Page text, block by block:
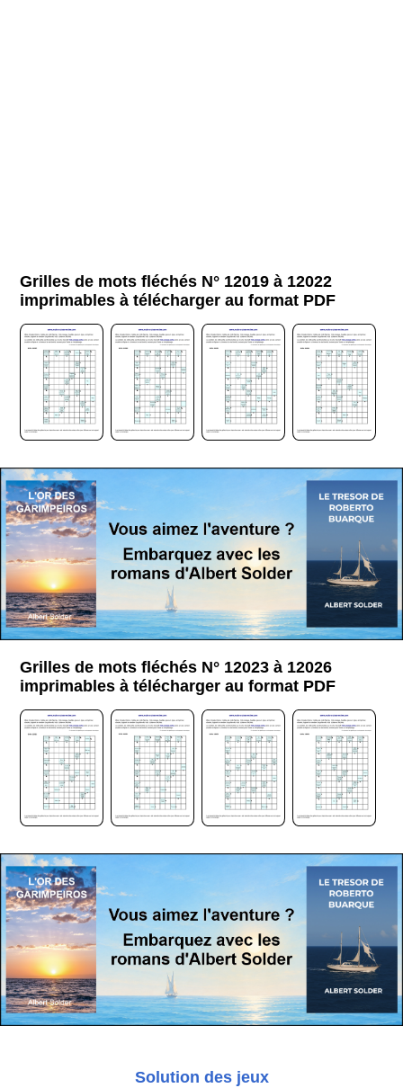
Grilles de mots fléchés N° 12019 à 12022
imprimables à télécharger au format PDF
Grilles de mots fléchés N° 12023 à 12026
imprimables à télécharger au format PDF
Solution des jeux